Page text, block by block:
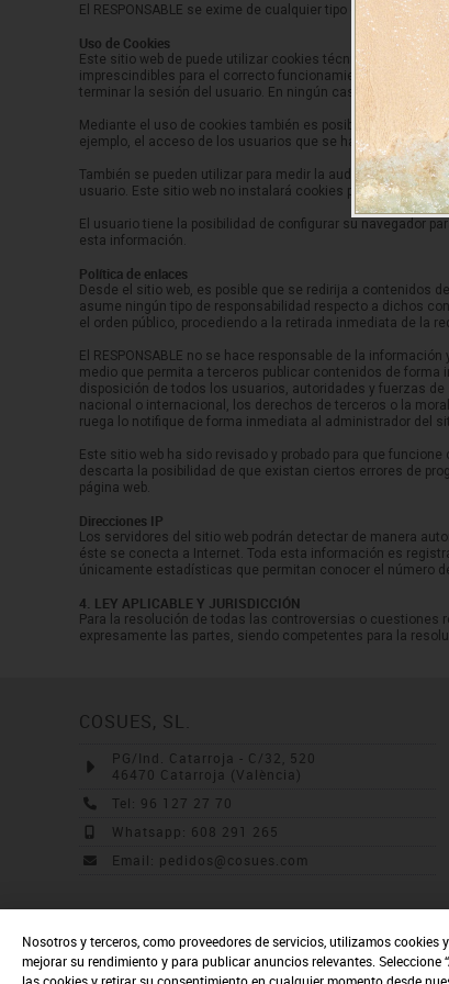
El RESPONSABLE se exime de cualquier tipo de
Uso de Cookies
Este sitio web de puede utilizar cookies técnicas
imprescindibles para el correcto funcionamiento y
terminar la sesión del usuario. En ningún caso, estas
Mediante el uso de cookies también es posible que el
ejemplo, el acceso de los usuarios que se hayan
También se pueden utilizar para medir la audiencia,
usuario. Este sitio web no instalará cookies prescindibles
El usuario tiene la posibilidad de configurar su navegador
esta información.
Política de enlaces
Desde el sitio web, es posible que se redirija a contenidos
asume ningún tipo de responsabilidad respecto a dichos
el orden público, procediendo a la retirada inmediata de la
El RESPONSABLE no se hace responsable de la
medio que permita a terceros publicar contenidos de forma
disposición de todos los usuarios, autoridades y fuerzas
nacional o internacional, los derechos de terceros o la
ruega lo notifique de forma inmediata al administrador del
Este sitio web ha sido revisado y probado para que
descarta la posibilidad de que existan ciertos errores de
página web.
Direcciones IP
Los servidores del sitio web podrán detectar de manera
éste se conecta a Internet. Toda esta información es
únicamente estadísticas que permitan conocer el número
4. LEY APLICABLE Y JURISDICCIÓN
Para la resolución de todas las controversias o
expresamente las partes, siendo competentes para la
COSUES, SL.
PG/Ind. Catarroja - C/32, 520
46470 Catarroja (València)
Tel: 96 127 27 70
Whatsapp: 608 291 265
Email: pedidos@cosues.com
Nosotros y terceros, como proveedores de servicios, utilizamos
mejorar su rendimiento y para publicar anuncios relevantes.